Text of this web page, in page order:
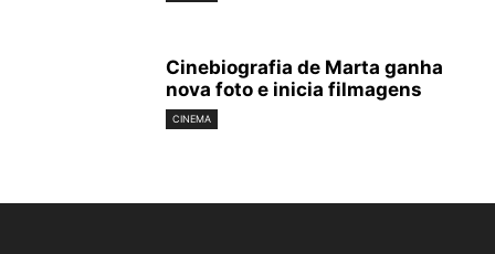
Cinebiografia de Marta ganha
nova foto e inicia filmagens
CINEMA